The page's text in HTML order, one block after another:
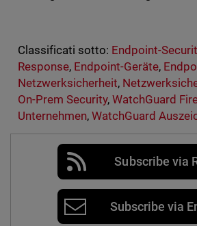
Classificati sotto: Endpoint-
Response, Endpoint-Geräte,
Netzwerksicherheit,
On-Prem Security, WatchGuard
Unternehmen, WatchGuard
Subscribe via
Subscribe via